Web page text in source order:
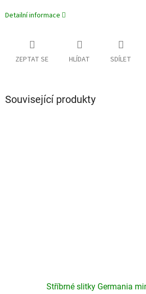
Detailní informace
ZEPTAT SE HLÍDAT SDÍLET
Související produkty
Stříbrné slitky Germania